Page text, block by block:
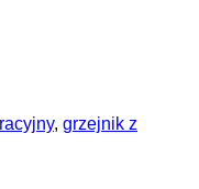
, grzejnik z